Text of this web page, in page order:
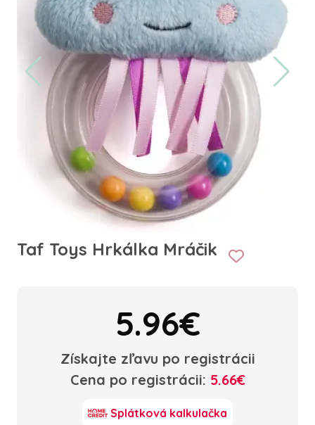
Taf Toys Hrkálka Mráčik
5.96€
Získajte zľavu po registrácii
Cena po registrácii: 5.66€
Splátková kalkulačka